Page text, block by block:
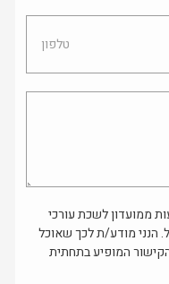
ממועדון לשכת עורכי
הנני מודע/ת לכך שאוכל
המופיע בתחתית